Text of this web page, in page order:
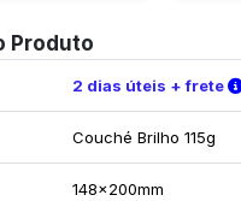
Produto
2 dias úteis + frete
Couché Brilho 115g
148x200mm